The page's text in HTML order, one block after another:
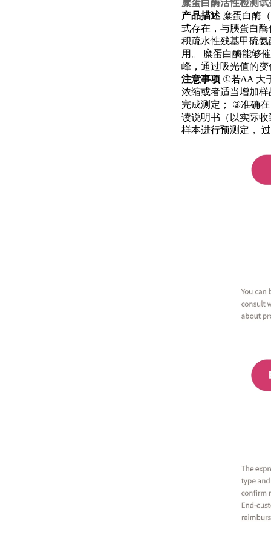
糜蛋白酶活性检测试
产品描述 糜蛋白酶（
式存在，与胰蛋白
积疏水性残基甲硫
用。 糜蛋白酶能够
峰，通过吸光值的
注意事项 ①若∆A 大
浓缩或者适当增加
完成测定； ③准确
读说明书（以实际
样本进行预测定，